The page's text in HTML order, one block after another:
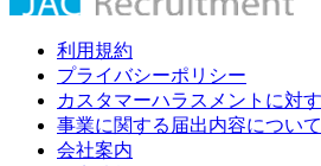
利用規約
プライバシーポリシー
カスタマーハラスメントに対
事業に関する届出内容について
会社案内